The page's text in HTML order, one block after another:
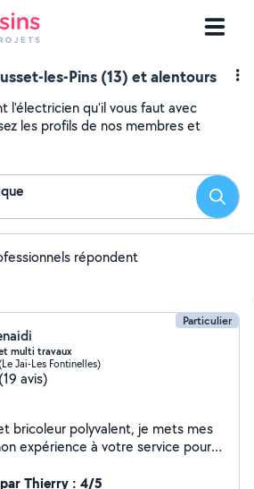
les-Pins (13) et alentours
l'électricien qu'il vous faut avec
les profils de nos membres et
répondent
Particulier
multi travaux
Jai-Les Fontinelles)
(19 avis)
bricoleur polyvalent, je mets mes
expérience à votre service pour
conformité, la rénovation et le
Thierry : 4/5